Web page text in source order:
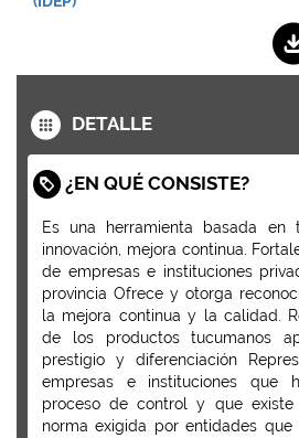
DETALLE
¿EN QUÉ CONSISTE?
Es una herramienta basada en
innovación, mejora continua.
de empresas e instituciones
provincia Ofrece y otorga
la mejora continua y la calidad.
de los productos tucumanos
prestigio y diferenciación
empresas e instituciones que
proceso de control y que
norma exigida por entidades